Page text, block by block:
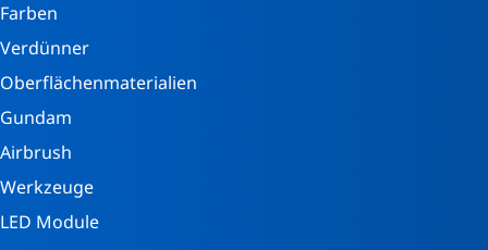
Farben
Verdünner
Oberflächenmaterialien
Gundam
Airbrush
Werkzeuge
LED Module